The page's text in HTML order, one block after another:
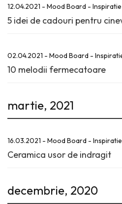
12.04.2021 - Mood Board - Inspiratie
5 idei de cadouri pentru
02.04.2021 - Mood Board -
10 melodii fermecatoare
martie, 2021
16.03.2021 - Mood Board - Inspiratie
Ceramica usor de indragit
decembrie, 2020